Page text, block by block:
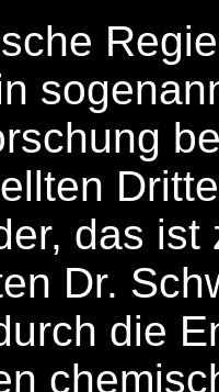
das
Dr.
die